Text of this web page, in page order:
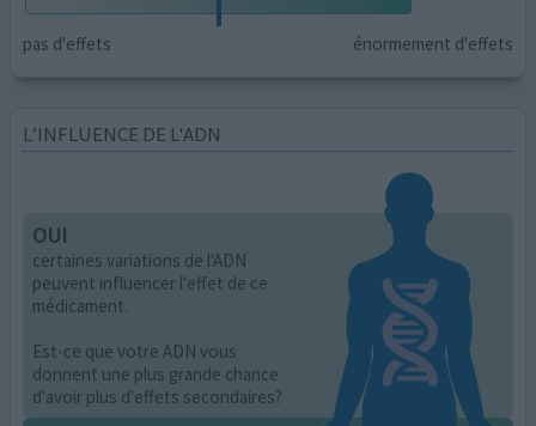
pas d'effets énormement d'effets
L’INFLUENCE DE L'ADN
OUI
certaines variations de l'ADN
peuvent influencer l'effet de ce
médicament.
Est-ce que votre ADN vous
donnent une plus grande chance
d'avoir plus d'effets secondaires?